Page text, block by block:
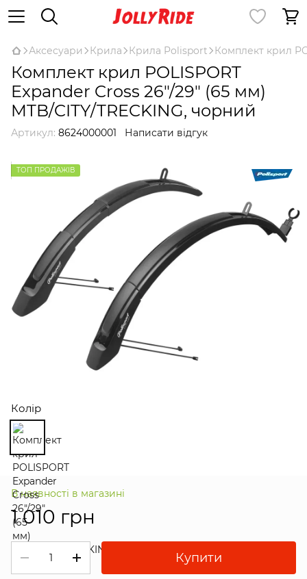
Аксесуари Крила Крила Polisport Комплект крил
Комплект крил POLISPORT
Expander Cross 26"/29" (65 мм)
MTB/CITY/TRECKING, чорний
Артикул: 8624000001 Написати відгук
ТОП ПРОДАЖІВ
Колір
В наявності в магазині
1 010 грн
Купити